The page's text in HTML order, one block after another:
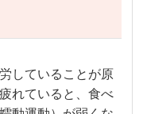
していることが原
れていると、食べ